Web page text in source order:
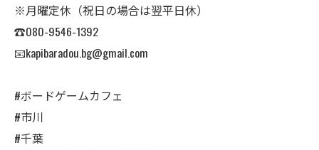
※月曜定休（祝日の場合は翌平日休）
☎︎080-9546-1392
📧kapibaradou.bg@gmail.com
#ボードゲームカフェ
#市川
#千葉